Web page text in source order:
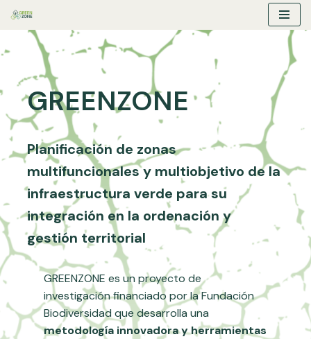
Saltar
contenido
GREENZONE
Planificación de zonas
multifuncionales y multiobjetivo de la
infraestructura verde para su
integración en la ordenación y
gestión territorial
GREENZONE es un proyecto de
investigación financiado por la Fundación
Biodiversidad que desarrolla una
metodología innovadora y herramientas